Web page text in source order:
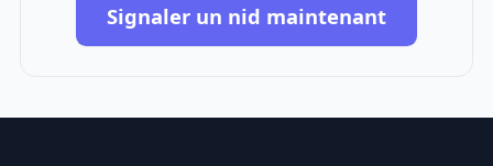
Signaler un nid maintenant